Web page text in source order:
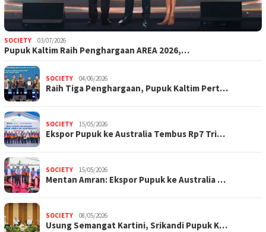
SOCIETY 03/07/2026
Pupuk Kaltim Raih Penghargaan AREA 2026,…
SOCIETY 04/06/2026
Raih Tiga Penghargaan, Pupuk Kaltim Pert…
SOCIETY 15/05/2026
Ekspor Pupuk ke Australia Tembus Rp7 Tri…
SOCIETY 15/05/2026
Mentan Amran: Ekspor Pupuk ke Australia …
SOCIETY 08/05/2026
Usung Semangat Kartini, Srikandi Pupuk K…